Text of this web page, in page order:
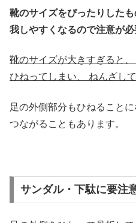
靴のサイズをぴったりしたも
我しやすくなるので注意が必
靴のサイズが大きすぎると、
ひねってしまい、
ねんざし
足の外側部分もひねることに
つながることもあります。
サンダル・下駄に要注